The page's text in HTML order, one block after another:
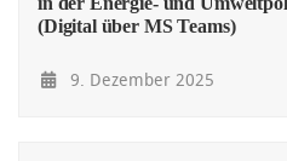
(Digital über MS Teams)
9. Dezember 2025